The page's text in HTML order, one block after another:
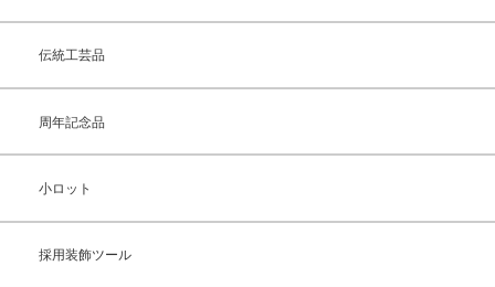
伝統工芸品
周年記念品
小ロット
採用装飾ツール